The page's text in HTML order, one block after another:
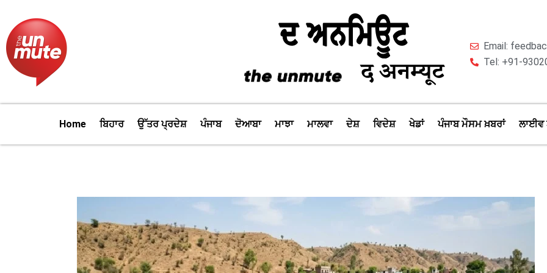
content
Email:
Tel: +91-
Home ਬਿਹਾਰ ਉੱਤਰ ਪ੍ਰਦੇਸ਼ ਪੰਜਾਬ ਦੋਆਬਾ ਮਾਝਾ ਮਾਲਵਾ ਦੇਸ਼ ਵਿਦੇਸ਼ ਖੇਡਾਂ ਪੰਜਾਬ ਮੌਸਮ ਖ਼ਬਰਾਂ ਲਾਈਵ